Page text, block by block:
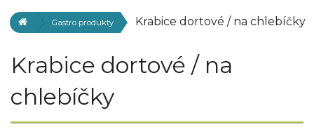
Gastro produkty Krabice dortové / na chlebíčky
Krabice dortové / na
chlebíčky